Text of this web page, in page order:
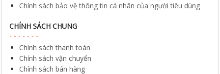
Chính sách bảo vệ thông tin cá nhân của người tiêu dùng
CHÍNH SÁCH CHUNG
Chính sách thanh toán
Chính sách vận chuyển
Chính sách bán hàng